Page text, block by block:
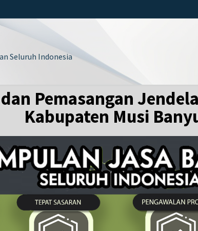
Seluruh Indonesia
Pemasangan
Kabupaten Musi